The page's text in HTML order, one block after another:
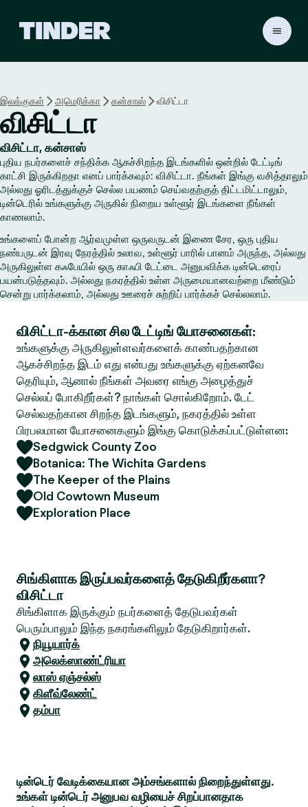
ம்
இலக்குகள் அமெரிக்கா கன்சாஸ் விசிட்டா
விசிட்டா
விசிட்டா, கன்சாஸ்
புதிய நபர்களைச் சந்திக்க ஆகச்சிறந்த இடங்களில் ஒன்றில் டேட்டிங்
காட்சி இருக்கிறதா எனப் பார்க்கவும்: விசிட்டா. நீங்கள் இங்கு வசித்தாலும்
அல்லது ஓரிடத்துக்குச் செல்ல பயணம் செய்வதற்குத் திட்டமிட்டாலும்,
டின்டெரில் உங்களுக்கு அருகில் நிறைய உள்ளூர் இடங்களை நீங்கள்
காணலாம்.
உங்களைப் போன்ற ஆர்வமுள்ள ஒருவருடன் இணை சேர, ஒரு புதிய
நண்பருடன் இரவு நேரத்தில் உலாவ, உள்ளூர் பாரில் பானம் அருந்த, அல்லது
அருகிலுள்ள கஃபேயில் ஒரு காஃபி டேட்டை அனுபவிக்க டின்டெரைப்
பயன்படுத்தவும். அல்லது நகரத்தில் உள்ள அருமையானவற்றை மீண்டும்
சென்று பார்க்கலாம், அல்லது ஊரைச் சுற்றிப் பார்க்கச் செல்லலாம்.
விசிட்டா-க்கான சில டேட்டிங் யோசனைகள்:
உங்களுக்கு அருகிலுள்ளவர்களைக் காண்பதற்கான
ஆகச்சிறந்த இடம் எது என்பது உங்களுக்கு ஏற்கனவே
தெரியும், ஆனால் நீங்கள் அவரை எங்கு அழைத்துச்
செல்லப் போகிறீர்கள்? நாங்கள் சொல்கிறோம். டேட்
செல்வதற்கான சிறந்த இடங்களும், நகரத்தில் உள்ள
பிரபலமான யோசனைகளும் இங்கு கொடுக்கப்பட்டுள்ளன:
Sedgwick County Zoo
Botanica: The Wichita Gardens
The Keeper of the Plains
Old Cowtown Museum
Exploration Place
சிங்கிளாக இருப்பவர்களைத் தேடுகிறீர்களா?
விசிட்டா
சிங்கிளாக இருக்கும் நபர்களைத் தேடுபவர்கள்
பெரும்பாலும் இந்த நகரங்களிலும் தேடுகிறார்கள்.
நியூயார்க்
அலெக்ஸாண்ட்ரியா
லாஸ் ஏஞ்சல்ஸ்
கிளீவ்லேண்ட்
தம்பா
டின்டெர் வேடிக்கையான அம்சங்களால் நிறைந்துள்ளது.
உங்கள் டின்டெர் அனுபவ வழியைச் சிறப்பானதாக